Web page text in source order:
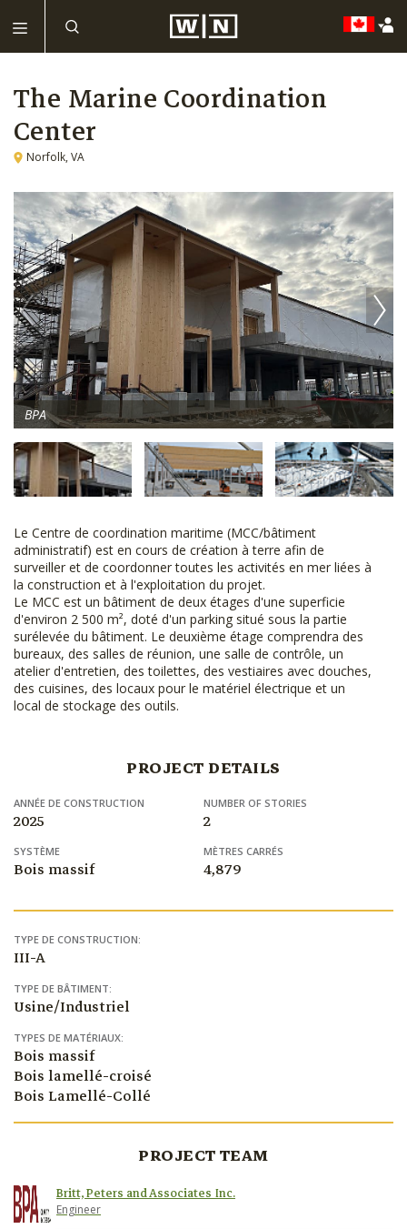
The Marine Coordination
Center
Norfolk, VA
BPA
Le Centre de coordination maritime (MCC/bâtiment
administratif) est en cours de création à terre afin de
surveiller et de coordonner toutes les activités en mer liées à
la construction et à l'exploitation du projet.
Le MCC est un bâtiment de deux étages d'une superficie
d'environ 2 500 m², doté d'un parking situé sous la partie
surélevée du bâtiment. Le deuxième étage comprendra des
bureaux, des salles de réunion, une salle de contrôle, un
atelier d'entretien, des toilettes, des vestiaires avec douches,
des cuisines, des locaux pour le matériel électrique et un
local de stockage des outils.
PROJECT DETAILS
ANNÉE DE CONSTRUCTION
2025
NUMBER OF STORIES
2
SYSTÈME
Bois massif
MÈTRES CARRÉS
4,879
TYPE DE CONSTRUCTION:
III-A
TYPE DE BÂTIMENT:
Usine/Industriel
TYPES DE MATÉRIAUX:
Bois massif
Bois lamellé-croisé
Bois Lamellé-Collé
PROJECT TEAM
Britt, Peters and Associates Inc.
Engineer